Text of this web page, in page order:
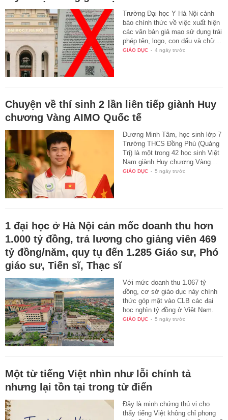
Trường Đại học Y Hà Nội cảnh
báo chính thức về việc xuất hiện
các văn bản giả mạo sử dụng trái
phép tên, logo, con dấu và chữ…
GIÁO DỤC - 4 ngày trước
Chuyện về thí sinh 2 lần liên tiếp giành Huy
chương Vàng AIMO Quốc tế
Dương Minh Tâm, học sinh lớp 7
Trường THCS Đồng Phú (Quảng
Trị) là một trong 42 học sinh Việt
Nam giành Huy chương Vàng…
GIÁO DỤC - 5 ngày trước
1 đại học ở Hà Nội cán mốc doanh thu hơn
1.000 tỷ đồng, trả lương cho giảng viên 469
tỷ đồng/năm, quy tụ đến 1.285 Giáo sư, Phó
giáo sư, Tiến sĩ, Thạc sĩ
Với mức doanh thu 1.067 tỷ
đồng, cơ sở giáo dục này chính
thức góp mặt vào CLB các đại
học nghìn tỷ đồng ở Việt Nam.
GIÁO DỤC - 5 ngày trước
Một từ tiếng Việt nhìn như lỗi chính tả
nhưng lại tồn tại trong từ điển
Đây là minh chứng thú vị cho
thấy tiếng Việt không chỉ phong